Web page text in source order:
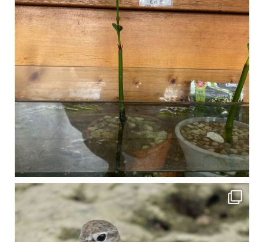
比謝川でよく見られる生き物 「イソシギ」の足に釣り針が(>_<) 比謝川は釣りが可